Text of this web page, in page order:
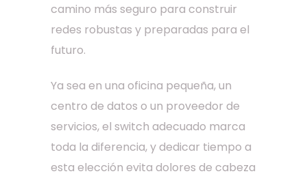
camino más seguro para construir
redes robustas y preparadas para el
futuro.
Ya sea en una oficina pequeña, un
centro de datos o un proveedor de
servicios, el switch adecuado marca
toda la diferencia, y dedicar tiempo a
esta elección evita dolores de cabeza